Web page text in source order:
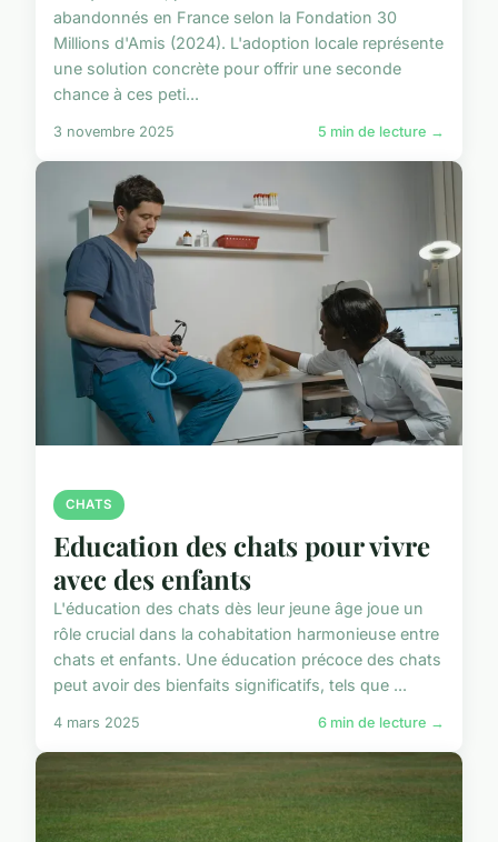
abandonnés en France selon la Fondation 30
Millions d'Amis (2024). L'adoption locale représente
une solution concrète pour offrir une seconde
chance à ces peti...
3 novembre 2025 5 min de lecture →
CHATS
Education des chats pour vivre
avec des enfants
L'éducation des chats dès leur jeune âge joue un
rôle crucial dans la cohabitation harmonieuse entre
chats et enfants. Une éducation précoce des chats
peut avoir des bienfaits significatifs, tels que ...
4 mars 2025 6 min de lecture →